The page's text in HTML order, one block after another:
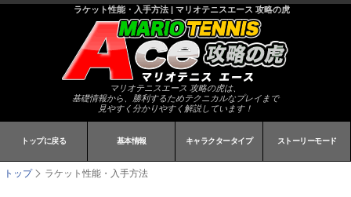
ラケット性能・入手方法 | マリオテニスエース 攻略の虎
マリオテニスエース 攻略の虎は、
基礎情報から、勝利するためテクニカルなプレイまで
見やすく分かりやすく解説しています！
トップに戻る 基本情報 キャラクタータイプ ストーリーモード
トップ ラケット性能・入手方法